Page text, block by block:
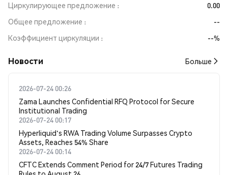
Циркулирующее предложение
0.00
Общее предложение
--
Коэффициент циркуляции
--%
Новости Больше
2026-07-24 00:26
Zama Launches Confidential RFQ Protocol for Secure
Institutional Trading
2026-07-24 00:17
Hyperliquid's RWA Trading Volume Surpasses Crypto
Assets, Reaches 54% Share
2026-07-24 00:14
CFTC Extends Comment Period for 24/7 Futures Trading